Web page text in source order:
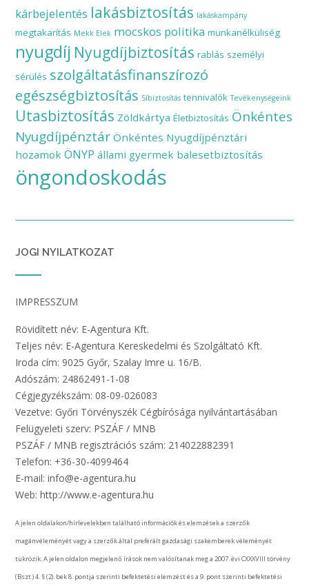
kárbejelentés lakásbiztosítás lakáskampány
megtakarítás Mekk Elek mocskos politika munkanélküliség
nyugdíj Nyugdíjbiztosítás rablás személyi
sérülés szolgáltatásfinanszírozó
egészségbiztosítás Síbiztosítás tennivalók Tevékenységeink
Utasbiztosítás Zöldkártya Életbiztosítás Önkéntes
Nyugdíjpénztár Önkéntes Nyugdíjpénztári
hozamok ÖNYP állami gyermek balesetbiztosítás
öngondoskodás
JOGI NYILATKOZAT
IMPRESSZUM
Rövidített név: E-Agentura Kft.
Teljes név: E-Agentura Kereskedelmi és Szolgáltató Kft.
Iroda cím: 9025 Győr, Szalay Imre u. 16/B.
Adószám: 24862491-1-08
Cégjegyzékszám: 08-09-026083
Vezetve: Győri Törvényszék Cégbírósága nyilvántartásában
Felügyeleti szerv: PSZÁF / MNB
PSZÁF / MNB regisztrációs szám: 214022882391
Telefon: +36-30-4099464
E-mail: info@e-agentura.hu
Web: http://www.e-agentura.hu
A jelen oldalakon/hírlevelekben található információk és elemzések a szerzők
magánvéleményét vagy a szerzők által preferált gazdasági szakemberek véleményét
tükrözik. A jelen oldalon megjelenő írások nem valósítanak meg a 2007. évi CXXXVIII törvény
(Bszt.) 4. § (2). bek 8. pontja szerinti befektetési elemzést és a 9. pont szerinti befektetési